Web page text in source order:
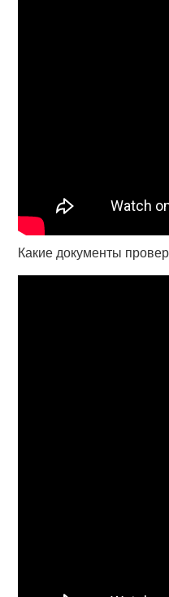
Какие документы